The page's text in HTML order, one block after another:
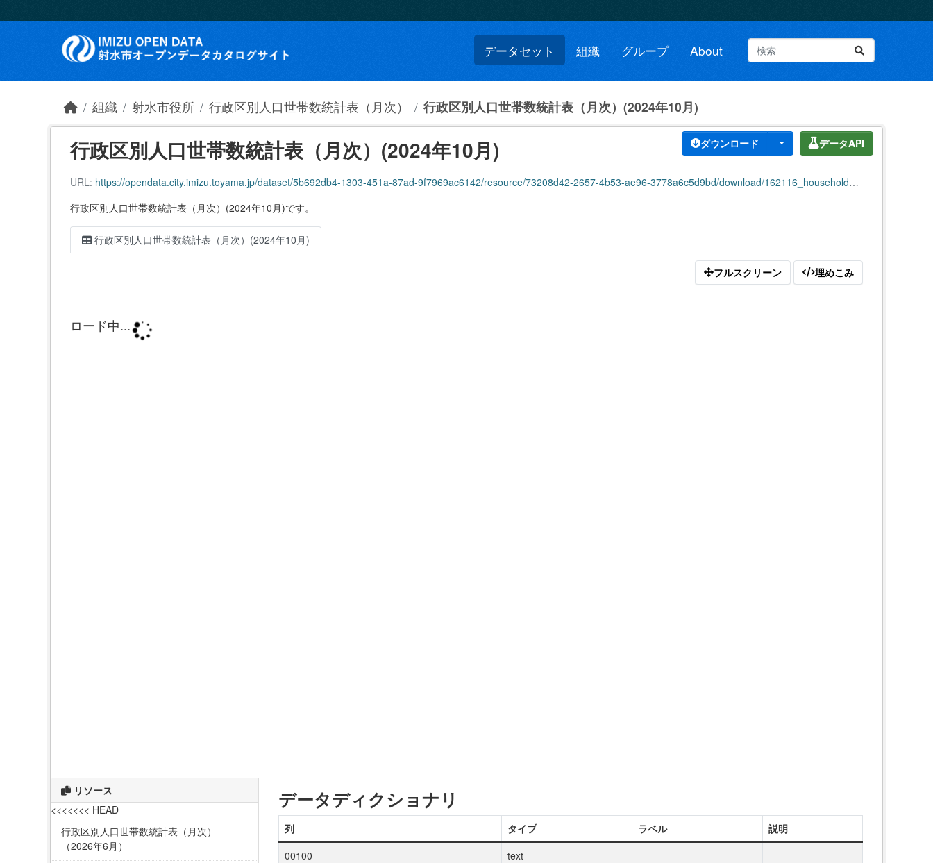
データセット 組織 グループ About
組織 射水市役所 行政区別人口世帯数統計表（月次） 行政区別人口世帯数統計表（月次）(2024年10月)
ダウンロード データAPI
行政区別人口世帯数統計表（月次）(2024年10月)
URL: https://opendata.city.imizu.toyama.jp/dataset/5b692db4-1303-451a-87ad-9f7969ac6142/resource/73208d42-2657-4b53-ae96-3778a6c5d9bd/download/162116_household_population_202410.csv
行政区別人口世帯数統計表（月次）(2024年10月)です。
行政区別人口世帯数統計表（月次）(2024年10月)
フルスクリーン 埋めこみ
リソース
<<<<<<< HEAD
行政区別人口世帯数統計表（月次）
（2026年6月）
データディクショナリ
列 タイプ ラベル
説明
00100
text